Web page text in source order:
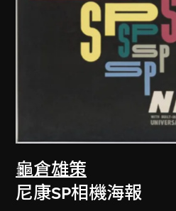
龜倉雄策
尼康SP相機海報